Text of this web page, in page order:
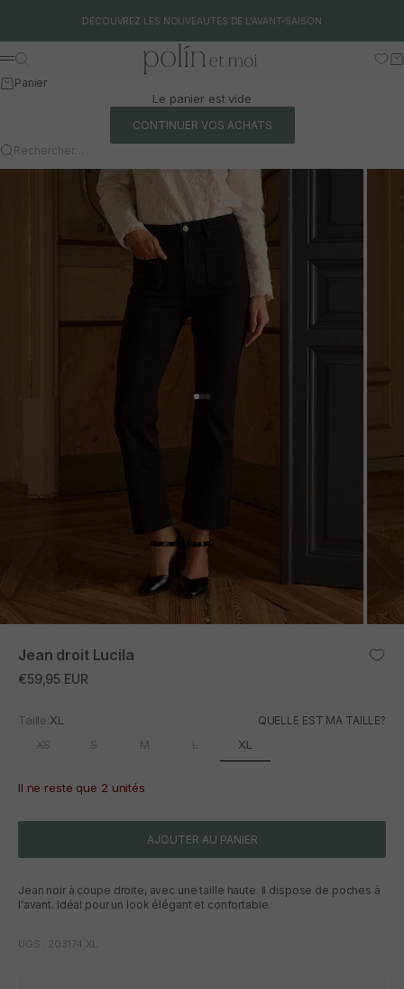
DÉCOUVREZ LES NOUVEAUTÉS DE L'AVANT-SAISON
Polín et moi
Menu
Rechercher
Panier
Le panier est vide
CONTINUER VOS ACHATS
Rechercher…
Aller à l'article 1
Aller à l'article 2
Aller à l'article 3
Jean droit Lucila
Prix promotionnel
€59,95 EUR
Taille:XL QUELLE EST MA TAILLE?
XS S M L XL
Il ne reste que 2 unités
AJOUTER AU PANIER
Jean noir à coupe droite, avec une taille haute. Il dispose de poches à
l'avant. Idéal pour un look élégant et confortable.
UGS : 203174.XL